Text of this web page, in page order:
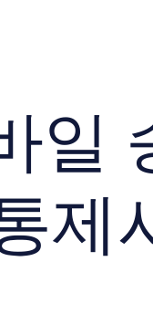
일
제